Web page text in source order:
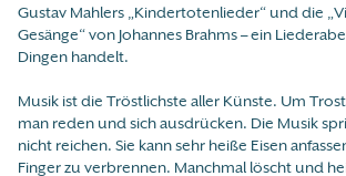
Gustav Mahlers „Kindertotenlieder“ und die
Gesänge“ von Johannes Brahms – ein
Dingen handelt.
Musik ist die Tröstlichste aller Künste. Um
man reden und sich ausdrücken. Die Musik
nicht reichen. Sie kann sehr heiße Eisen
Finger zu verbrennen. Manchmal löscht und